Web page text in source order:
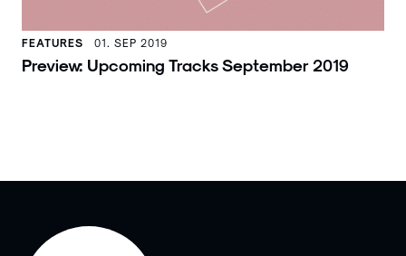
FEATURES 01. SEP 2019
Preview: Upcoming Tracks September 2019